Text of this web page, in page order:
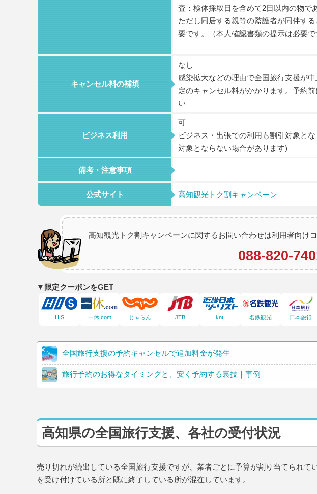
査：検体採取日を含めて2日以内の物で
ただし同居する親等の監護者が同伴す
要です。（本人確認書類の提示は必要で
キャンセル料の補填
なし
感染拡大などの理由で全国旅行支援が
定のキャンセル料がかかります。予約
い
ビジネス利用
可
ビジネス・出張での利用も割引対象と
対象とならない場合があります)
備考・注意事項
公式サイト 高知観光トク割キャンペーン
高知観光トク割キャンペーンに関するお問い合わせは利用者向け
088-820-
▼限定クーポンをGET
HIS 一休.com じゃらん JTB knt! 名鉄観光 日本旅行
全国旅行支援の予約キャンセルで追加料金が発生
旅行予約のお得なタイミングと、安く予約する裏技｜事例
高知県の全国旅行支援、各社の受付状況
売り切れが続出している全国旅行支援ですが、業者ごとに予算が割り当てられて
を受け付けている所と既に終了している所が混在しています。